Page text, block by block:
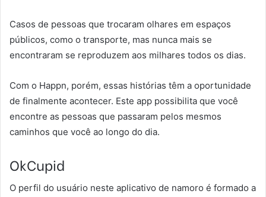
Casos de pessoas que trocaram olhares em espaços
públicos, como o transporte, mas nunca mais se
encontraram se reproduzem aos milhares todos os dias.
Com o Happn, porém, essas histórias têm a oportunidade
de finalmente acontecer. Este app possibilita que você
encontre as pessoas que passaram pelos mesmos
caminhos que você ao longo do dia.
OkCupid
O perfil do usuário neste aplicativo de namoro é formado a